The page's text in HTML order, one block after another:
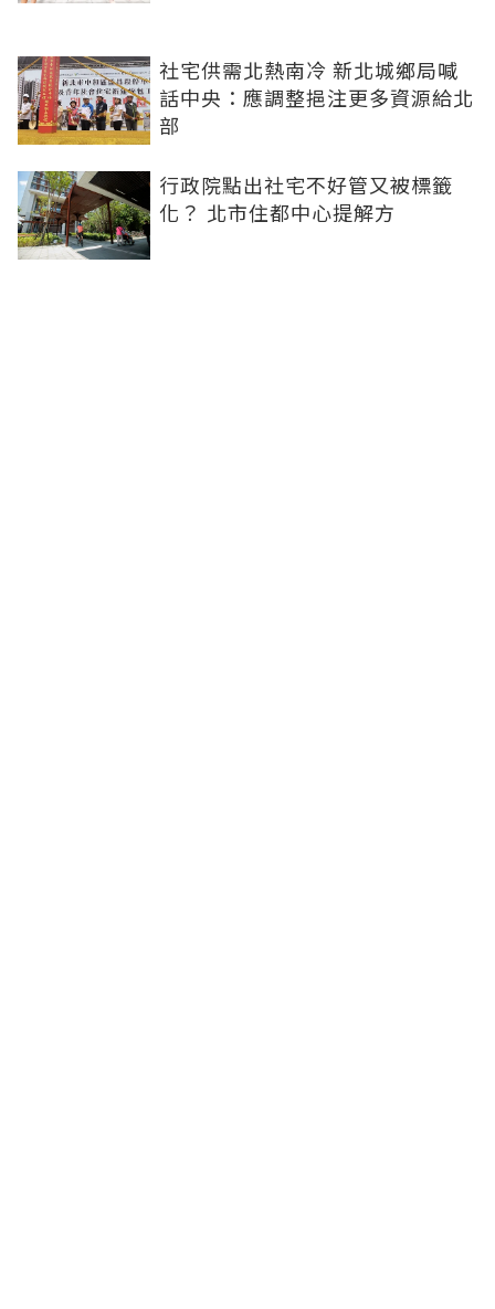
社宅供需北熱南冷 新北城鄉局喊
話中央：應調整挹注更多資源給北
部
行政院點出社宅不好管又被標籤
化？ 北市住都中心提解方